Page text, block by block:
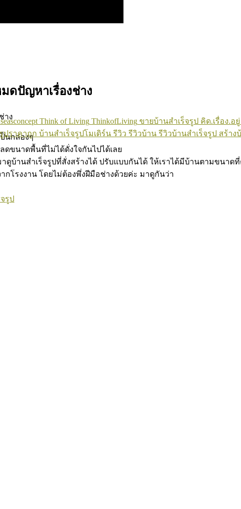
ดปัญหาเรื่องช่าง
าง
นกล่องๆ
ดขนาดพื้นที่ไม่ได้ดั่งใจกันไปได้เลย
ดูบ้านสำเร็จรูปที่สั่งสร้างได้ ปรับแบบกันได้ ให้เราได้มีบ้านตามขนาด
กโรงงาน โดยไม่ต้องพึ่งฝีมือช่างด้วยค่ะ มาดูกันว่า
รูป
seasconcept Think of Living ThinkofLiving ขายบ้านสำเร็จรูป คิด.เรื่อง.อยู่
ปราคาถูก บ้านสำเร็จรูปโมเดิร์น รีวิว รีวิวบ้าน รีวิวบ้านสำเร็จรูป สร้าง